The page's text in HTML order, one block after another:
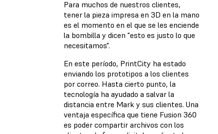
Para muchos de nuestros clientes,
tener la pieza impresa en 3D en la mano
es el momento en el que se les enciende
la bombilla y dicen "esto es justo lo que
necesitamos".
En este período, PrintCity ha estado
enviando los prototipos a los clientes
por correo. Hasta cierto punto, la
tecnología ha ayudado a salvar la
distancia entre Mark y sus clientes. Una
ventaja específica que tiene Fusion 360
es poder compartir archivos con los